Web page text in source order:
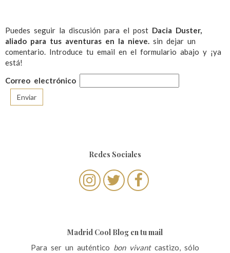
Puedes seguir la discusión para el post Dacia Duster,
aliado para tus aventuras en la nieve. sin dejar un
comentario. Introduce tu email en el formulario abajo y ¡ya
está!
Correo electrónico
Redes Sociales
Madrid Cool Blog en tu mail
Para ser un auténtico bon vivantcastizo, sólo